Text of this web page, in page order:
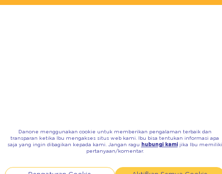
Danone menggunakan cookie untuk memberikan pengalaman terbaik dan
transparan ketika Ibu mengakses situs web kami. Ibu bisa tentukan informasi apa
saja yang ingin dibagikan kepada kami. Jangan ragu hubungi kamijika Ibu memiliki
pertanyaan/komentar.